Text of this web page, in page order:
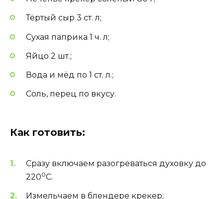
Тёртый сыр 3 ст. л;
Сухая паприка 1 ч. л;
Яйцо 2 шт.;
Вода и мёд по 1 ст. л.;
Соль, перец по вкусу.
Как готовить:
Сразу включаем разогреваться духовку до
2200С.
Измельчаем в блендере крекер;